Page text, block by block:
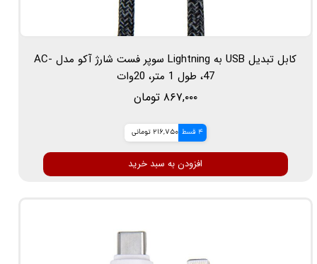
کابل تبدیل USB به Lightning سوپر فست شارژ آکو مدل AC-
47، طول 1 متر، 20وات
۸۶۷,۰۰۰ تومان
4 قسط 216,750 تومانی
افزودن به سبد خرید